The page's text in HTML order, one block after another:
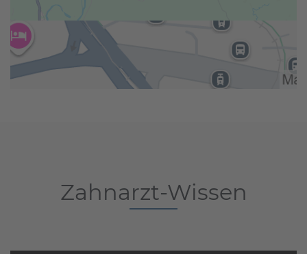
Zahnarzt-Wissen